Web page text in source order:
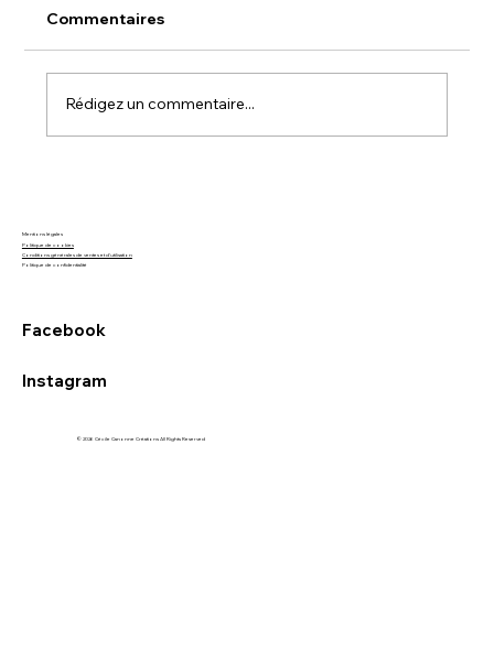
Commentaires
Rédigez un commentaire...
Mentions légales
Politique de cookies
Conditions générales de ventes et d'utilisation
Politique de confidentialité
© 2026 Cécile Canonne Créations All Rights Reserved
Facebook
Instagram